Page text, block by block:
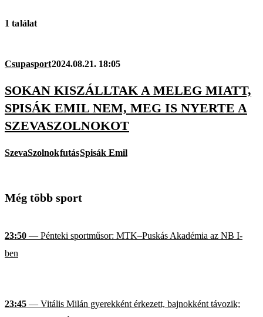
1 találat
Csupasport2024.08.21. 18:05
SOKAN KISZÁLLTAK A MELEG MIATT,
SPISÁK EMIL NEM, MEG IS NYERTE A
SZEVASZOLNOKOT
SzevaSzolnokfutásSpisák Emil
Még több sport
23:50 — Pénteki sportműsor: MTK–Puskás Akadémia az NB I-
ben
23:45 — Vitális Milán gyerekként érkezett, bajnokként távozik;